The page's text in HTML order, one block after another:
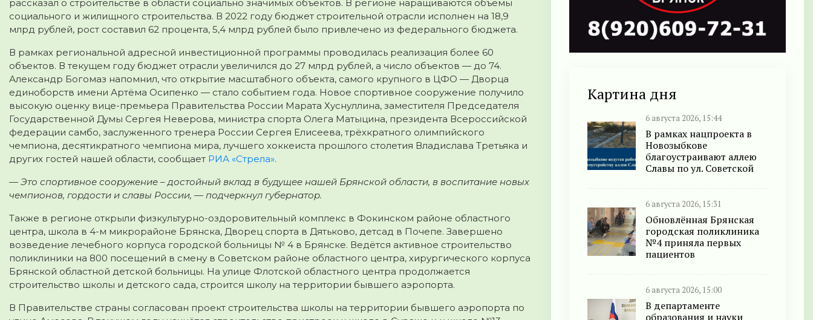
рассказал о строительстве в области социально значимых объектов. В регионе наращиваются объемы
социального и жилищного строительства. В 2022 году бюджет строительной отрасли исполнен на 18,9
млрд рублей, рост составил 62 процента, 5,4 млрд рублей было привлечено из федерального бюджета.
В рамках региональной адресной инвестиционной программы проводилась реализация более 60
объектов. В текущем году бюджет отрасли увеличился до 27 млрд рублей, а число объектов — до 74.
Александр Богомаз напомнил, что открытие масштабного объекта, самого крупного в ЦФО — Дворца
единоборств имени Артёма Осипенко — стало событием года. Новое спортивное сооружение получило
высокую оценку вице-премьера Правительства России Марата Хуснуллина, заместителя Председателя
Государственной Думы Сергея Неверова, министра спорта Олега Матыцина, президента Всероссийской
федерации самбо, заслуженного тренера России Сергея Елисеева, трёхкратного олимпийского
чемпиона, десятикратного чемпиона мира, лучшего хоккеиста прошлого столетия Владислава Третьяка и
других гостей нашей области, сообщает РИА «Стрела».
— Это спортивное сооружение – достойный вклад в будущее нашей Брянской области, в воспитание новых
чемпионов, гордости и славы России, — подчеркнул губернатор.
Также в регионе открыли физкультурно-оздоровительный комплекс в Фокинском районе областного
центра, школа в 4-м микрорайоне Брянска, Дворец спорта в Дятьково, детсад в Почепе. Завершено
возведение лечебного корпуса городской больницы № 4 в Брянске. Ведётся активное строительство
поликлиники на 800 посещений в смену в Советском районе областного центра, хирургического корпуса
Брянской областной детской больницы. На улице Флотской областного центра продолжается
строительство школы и детского сада, строится школу на территории бывшего аэропорта.
В Правительстве страны согласован проект строительства школы на территории бывшего аэропорта по
Картина дня
6 августа 2026, 15:44
В рамках нацпроекта в
Новозыбкове
благоустраивают аллею
Славы по ул. Советской
6 августа 2026, 15:31
Обновлённая Брянская
городская поликлиника
№4 приняла первых
пациентов
6 августа 2026, 15:00
В департаменте
образования и науки